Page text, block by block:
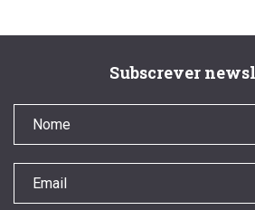
Subscrever